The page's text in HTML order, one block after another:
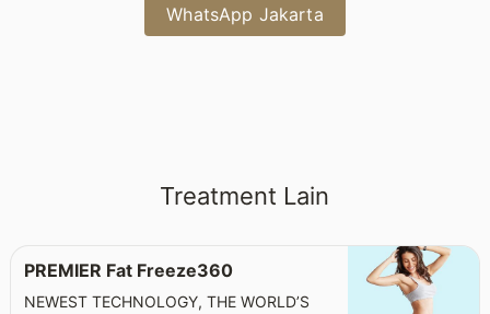
WhatsApp Jakarta
Treatment Lain
PREMIER Fat Freeze360
NEWEST TECHNOLOGY, THE WORLD’S